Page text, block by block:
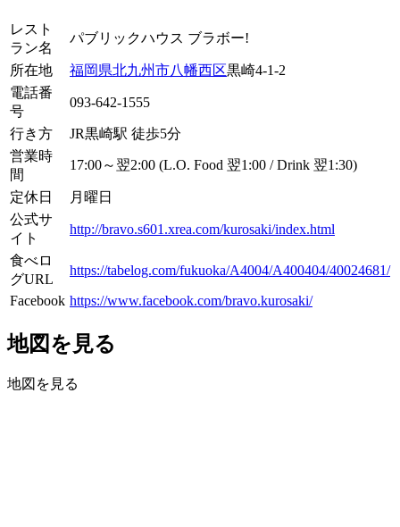
レスト
ラン名
パブリックハウス ブラボー!
所在地 福岡県北九州市八幡西区黒崎4-1-2
電話番
号
093-642-1555
行き方
JR黒崎駅 徒歩5分
営業時
間
17:00～翌2:00 (L.O. Food 翌1:00 / Drink 翌1:30)
定休日
月曜日
公式サ
イト
http://bravo.s601.xrea.com/kurosaki/index.html
食べロ
グURL
https://tabelog.com/fukuoka/A4004/A400404/40024681/
Facebook https://www.facebook.com/bravo.kurosaki/
地図を見る
地図を見る